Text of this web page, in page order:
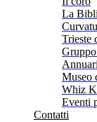
La
Trieste
Museo
Whiz
Eventi
Contatti